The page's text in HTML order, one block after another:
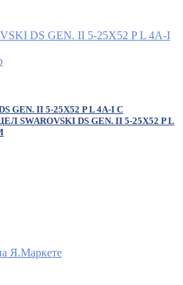
GEN. II 5-25X52 P L 4A-I С
SWAROVSKI DS GEN. II 5-25X52 P L
Я.Маркете